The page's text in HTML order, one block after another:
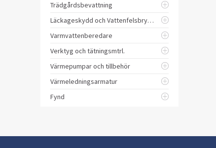
Trädgårdsbevattning
Läckageskydd och Vattenfelsbrytare
Varmvattenberedare
Verktyg och tätningsmtrl.
Värmepumpar och tillbehör
Värmeledningsarmatur
Fynd